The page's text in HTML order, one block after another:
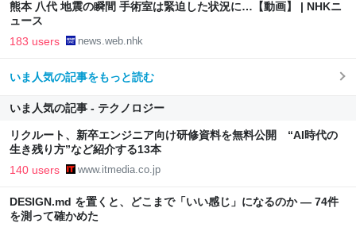
熊本 八代 地震の瞬間 手術室は緊迫した状況に…【動画】 | NHKニ
ュース
183 users news.web.nhk
いま人気の記事をもっと読む
いま人気の記事 - テクノロジー
リクルート、新卒エンジニア向け研修資料を無料公開 “AI時代の
生き残り方”など紹介する13本
140 users www.itmedia.co.jp
DESIGN.md を置くと、どこまで「いい感じ」になるのか — 74件
を測って確かめた